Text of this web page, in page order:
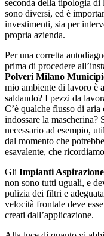
seconda della tipologia
sono diversi, ed è
investimenti, sia per
propria azienda.
Per una corretta
prima di procedere
Polveri Milano
mio ambiente di lavoro è
saldando? I pezzi da
C’è qualche flusso di aria
indossare la mascherina?
necessario ad esempio,
dal momento che
esavalente, che
Gli Impianti
non sono tutti uguali, e
pulizia dei filtri e
velocità frontale deve
creati dall’applicazione.